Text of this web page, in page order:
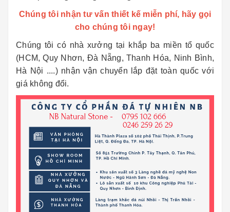
Chúng tôi nhận tư vấn thiết kế miễn phí, hãy gọi
cho chúng tôi ngay!
Chúng tôi có nhà xưởng tại khắp ba miền tổ quốc
(HCM, Quy Nhơn, Đà Nẵng, Thanh Hóa, Ninh Bình,
Hà Nội ....) nhận vận chuyển lắp đặt toàn quốc với
giá không đổi.